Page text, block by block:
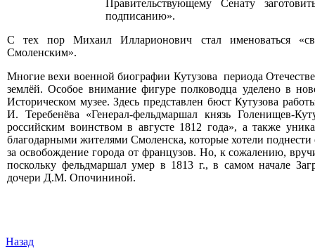
Правительствующему Сенату
подписанию».
С тех пор Михаил Илларионович стал именоваться
Смоленским».
Многие вехи военной биографии Кутузова периода
землёй. Особое внимание фигуре полководца уделено в
Историческом музее. Здесь представлен бюст Кутузова
И. Теребенёва «Генерал-фельдмаршал князь Голенищев-
российским воинством в августе 1812 года», а также
благодарными жителями Смоленска, которые хотели
за освобождение города от французов. Но, к сожалению,
поскольку фельдмаршал умер в 1813 г., в самом начале
дочери Д.М. Опочининой.
Назад